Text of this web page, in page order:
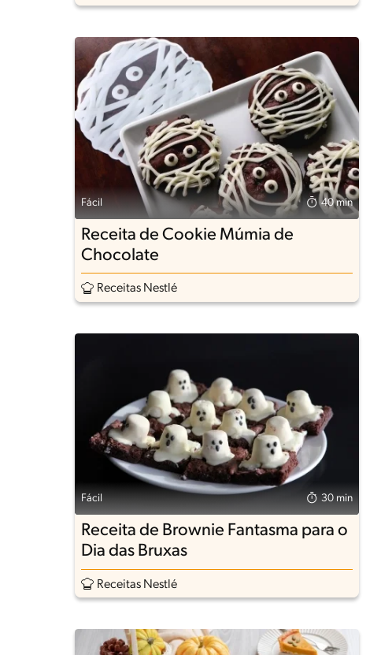
Fácil 40 min
Receita de Cookie Múmia de
Chocolate
Receitas Nestlé
Fácil 30 min
Receita de Brownie Fantasma para o
Dia das Bruxas
Receitas Nestlé